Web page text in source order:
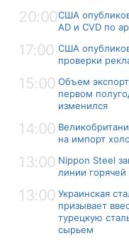
20:00США
AD и CVD по
17:00 США
проверки
15:00 Объем
первом
изменился
14:00
на импорт
13:00 Nippon Steel
линии горячей
13:00 Украинская
призывает
турецкую
сырьем